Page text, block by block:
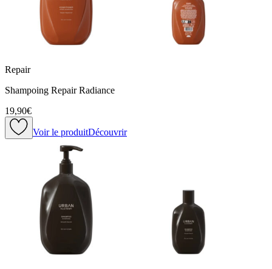
Repair
Shampoing Repair Radiance
19,90€
Voir le produitDécouvrir